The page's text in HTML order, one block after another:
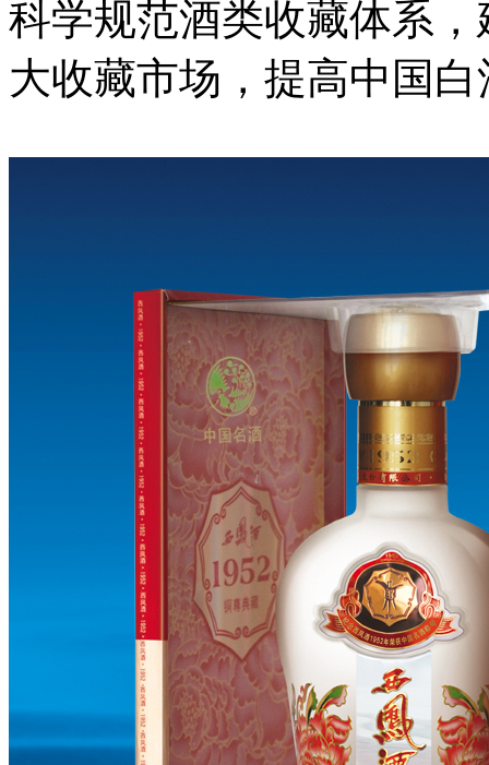
科学规范酒类收藏体系
大收藏市场，提高中国